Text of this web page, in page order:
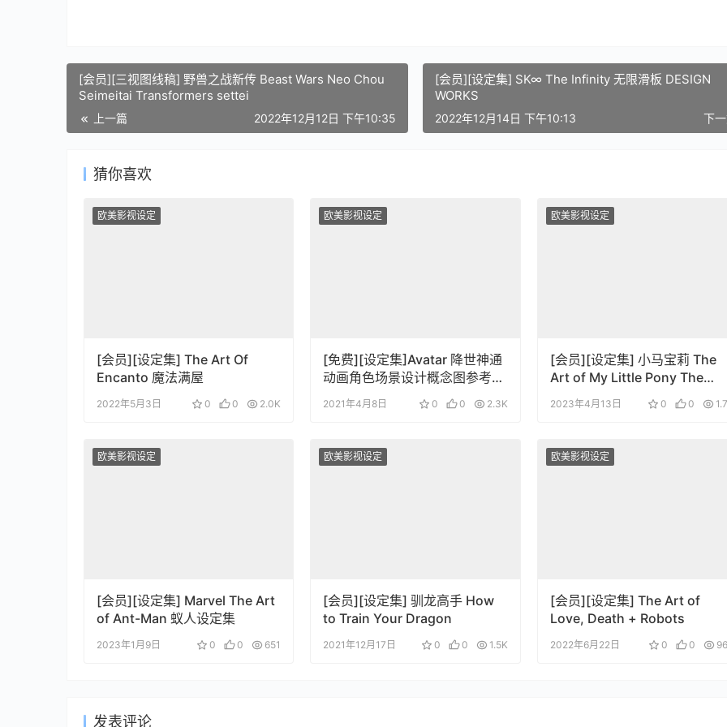
[会员][三视图线稿] 野兽之战新传 Beast Wars Neo Chou
Seimeitai Transformers settei
上一篇 2022年12月12日 下午10:35
[会员][设定集] SK∞ The Infinity 无限滑板 DESIGN
WORKS
下
2022年12月14日 下午10:13
猜你喜欢
欧美影视设定
[会员][设定集] The Art Of
Encanto 魔法满屋
2022年5月3日 0 0 2.0K
欧美影视设定
[免费][设定集]Avatar 降世神通
动画角色场景设计概念图参考设
定集
2021年4月8日 0 0 2.3K
欧美影视设定
[会员][设定集] 小马宝莉 The
Art of My Little Pony The
Movie
2023年4月13日 0 0
欧美影视设定
[会员][设定集] Marvel The Art
of Ant-Man 蚁人设定集
2023年1月9日 0 0 651
欧美影视设定
[会员][设定集] 驯龙高手 How
to Train Your Dragon
2021年12月17日 0 0 1.5K
欧美影视设定
[会员][设定集] The Art of
Love, Death + Robots
2022年6月22日 0 0
发表评论